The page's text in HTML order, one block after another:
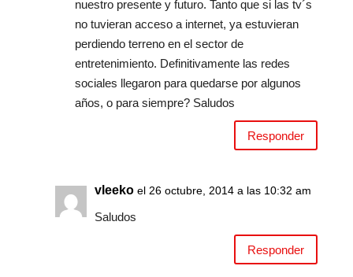
nuestro presente y futuro. Tanto que si las tv´s
no tuvieran acceso a internet, ya estuvieran
perdiendo terreno en el sector de
entretenimiento. Definitivamente las redes
sociales llegaron para quedarse por algunos
años, o para siempre? Saludos
Responder
vleeko el 26 octubre, 2014 a las 10:32 am
Saludos
Responder